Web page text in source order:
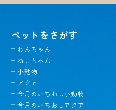
ペットをさがす
わんちゃん
ねこちゃん
小動物
アクア
今月のいちおし小動物
今月のいちおしアクア